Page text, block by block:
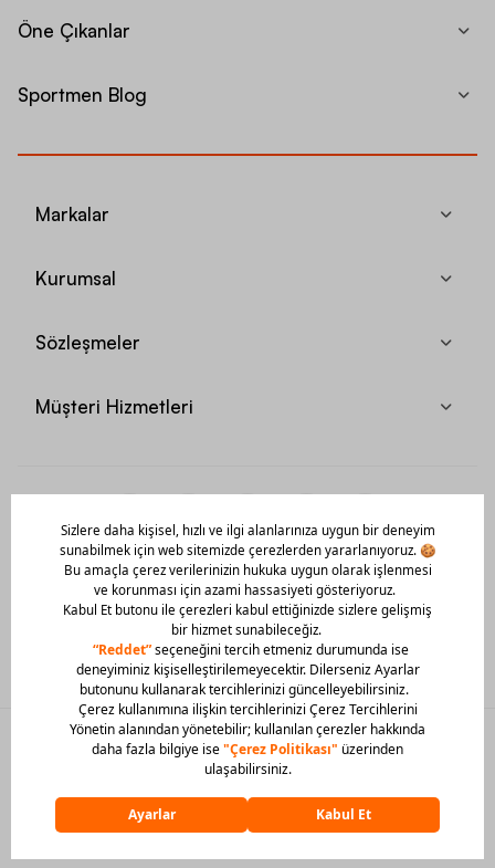
Öne Çıkanlar
Sportmen Blog
Markalar
Kurumsal
Sözleşmeler
Müşteri Hizmetleri
Mobil Uygulamamızı Hemen İndir!
© 2026 Barcin Tüm Hakları Saklıdır
Sitedeki görsel materyaller izinsiz kullanılamaz.